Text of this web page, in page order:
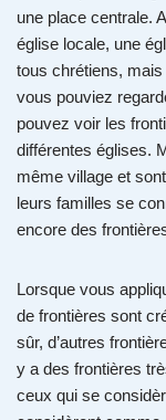
une place centrale.
église locale, une
tous chrétiens,
vous pouviez
pouvez voir les
différentes églises.
même village et
leurs familles se
encore des
Lorsque vous
de frontières sont
sûr, d’autres
y a des frontières
ceux qui se